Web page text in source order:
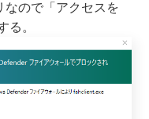
なので「アクセスを
る。